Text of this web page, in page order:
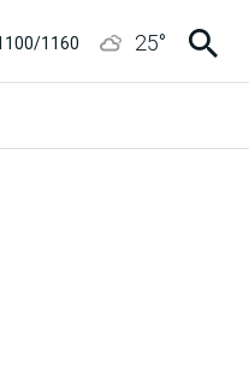
/1160
25°